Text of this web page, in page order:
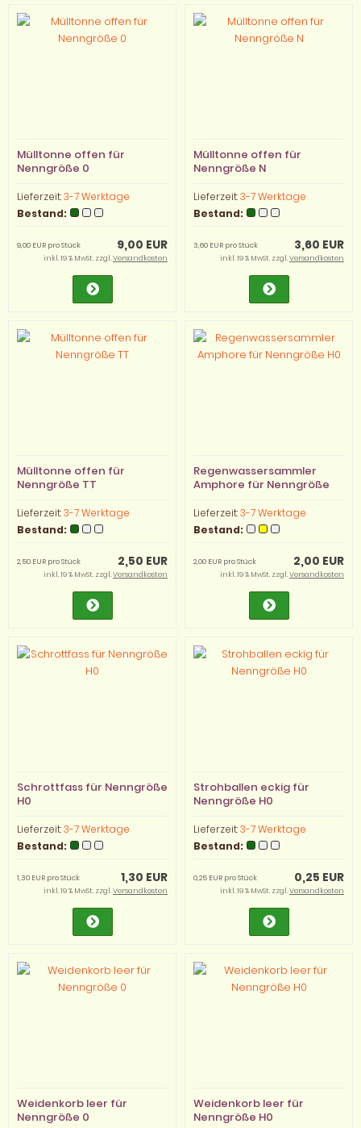
Mülltonne offen für
Nenngröße 0
Lieferzeit:3-7 Werktage
Bestand:
9,00 EUR
9,00 EUR pro Stück
inkl. 19 % MwSt. zzgl.Versandkosten
Mülltonne offen für
Nenngröße N
Lieferzeit:3-7 Werktage
Bestand:
3,60 EUR
3,60 EUR pro Stück
inkl. 19 % MwSt. zzgl.Versandkosten
Mülltonne offen für
Nenngröße TT
Lieferzeit:3-7 Werktage
Bestand:
2,50 EUR
2,50 EUR pro Stück
inkl. 19 % MwSt. zzgl.Versandkosten
Regenwassersammler
Amphore für Nenngröße
Lieferzeit:3-7 Werktage
Bestand:
2,00 EUR
2,00 EUR pro Stück
inkl. 19 % MwSt. zzgl.Versandkosten
Schrottfass für Nenngröße
H0
Lieferzeit:3-7 Werktage
Bestand:
1,30 EUR
1,30 EUR pro Stück
inkl. 19 % MwSt. zzgl.Versandkosten
Strohballen eckig für
Nenngröße H0
Lieferzeit:3-7 Werktage
Bestand:
0,25 EUR
0,25 EUR pro Stück
inkl. 19 % MwSt. zzgl.Versandkosten
Weidenkorb leer für
Nenngröße 0
Weidenkorb leer für
Nenngröße H0